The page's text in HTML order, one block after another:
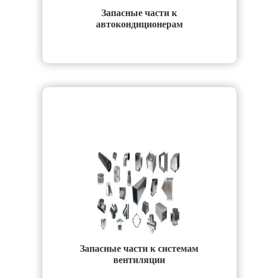
Запасные части к
автокондиционерам
Запасные части к системам
вентиляции